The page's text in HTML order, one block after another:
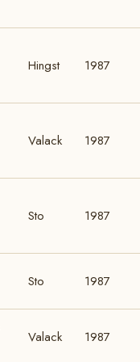
Hingst 1987
Valack 1987
Sto 1987
Sto 1987
Valack 1987